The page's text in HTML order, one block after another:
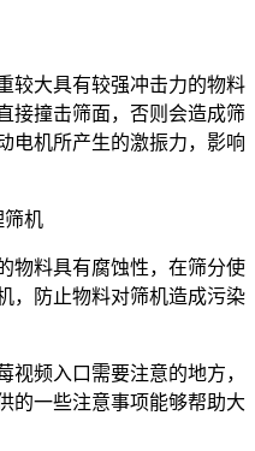
大具有较强冲击力的物料
接撞击筛面，否则会造成筛
电机所产生的激振力，影响
机
料具有腐蚀性，在筛分使
，防止物料对筛机造成污染
频入口需要注意的地方，
的一些注意事项能够帮助大